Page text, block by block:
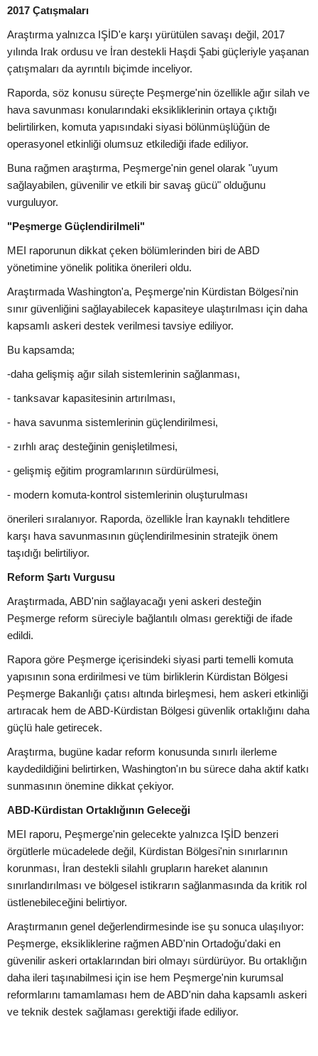
2017 Çatışmaları
Araştırma yalnızca IŞİD'e karşı yürütülen savaşı değil, 2017
yılında Irak ordusu ve İran destekli Haşdi Şabi güçleriyle yaşanan
çatışmaları da ayrıntılı biçimde inceliyor.
Raporda, söz konusu süreçte Peşmerge'nin özellikle ağır silah ve
hava savunması konularındaki eksikliklerinin ortaya çıktığı
belirtilirken, komuta yapısındaki siyasi bölünmüşlüğün de
operasyonel etkinliği olumsuz etkilediği ifade ediliyor.
Buna rağmen araştırma, Peşmerge'nin genel olarak "uyum
sağlayabilen, güvenilir ve etkili bir savaş gücü" olduğunu
vurguluyor.
"Peşmerge Güçlendirilmeli"
MEI raporunun dikkat çeken bölümlerinden biri de ABD
yönetimine yönelik politika önerileri oldu.
Araştırmada Washington'a, Peşmerge'nin Kürdistan Bölgesi'nin
sınır güvenliğini sağlayabilecek kapasiteye ulaştırılması için daha
kapsamlı askeri destek verilmesi tavsiye ediliyor.
Bu kapsamda;
-daha gelişmiş ağır silah sistemlerinin sağlanması,
- tanksavar kapasitesinin artırılması,
- hava savunma sistemlerinin güçlendirilmesi,
- zırhlı araç desteğinin genişletilmesi,
- gelişmiş eğitim programlarının sürdürülmesi,
- modern komuta-kontrol sistemlerinin oluşturulması
önerileri sıralanıyor. Raporda, özellikle İran kaynaklı tehditlere
karşı hava savunmasının güçlendirilmesinin stratejik önem
taşıdığı belirtiliyor.
Reform Şartı Vurgusu
Araştırmada, ABD'nin sağlayacağı yeni askeri desteğin
Peşmerge reform süreciyle bağlantılı olması gerektiği de ifade
edildi.
Rapora göre Peşmerge içerisindeki siyasi parti temelli komuta
yapısının sona erdirilmesi ve tüm birliklerin Kürdistan Bölgesi
Peşmerge Bakanlığı çatısı altında birleşmesi, hem askeri etkinliği
artıracak hem de ABD-Kürdistan Bölgesi güvenlik ortaklığını daha
güçlü hale getirecek.
Araştırma, bugüne kadar reform konusunda sınırlı ilerleme
kaydedildiğini belirtirken, Washington'ın bu sürece daha aktif katkı
sunmasının önemine dikkat çekiyor.
ABD-Kürdistan Ortaklığının Geleceği
MEI raporu, Peşmerge'nin gelecekte yalnızca IŞİD benzeri
örgütlerle mücadelede değil, Kürdistan Bölgesi'nin sınırlarının
korunması, İran destekli silahlı grupların hareket alanının
sınırlandırılması ve bölgesel istikrarın sağlanmasında da kritik rol
üstlenebileceğini belirtiyor.
Araştırmanın genel değerlendirmesinde ise şu sonuca ulaşılıyor:
Peşmerge, eksikliklerine rağmen ABD'nin Ortadoğu'daki en
güvenilir askeri ortaklarından biri olmayı sürdürüyor. Bu ortaklığın
daha ileri taşınabilmesi için ise hem Peşmerge'nin kurumsal
reformlarını tamamlaması hem de ABD'nin daha kapsamlı askeri
ve teknik destek sağlaması gerektiği ifade ediliyor.